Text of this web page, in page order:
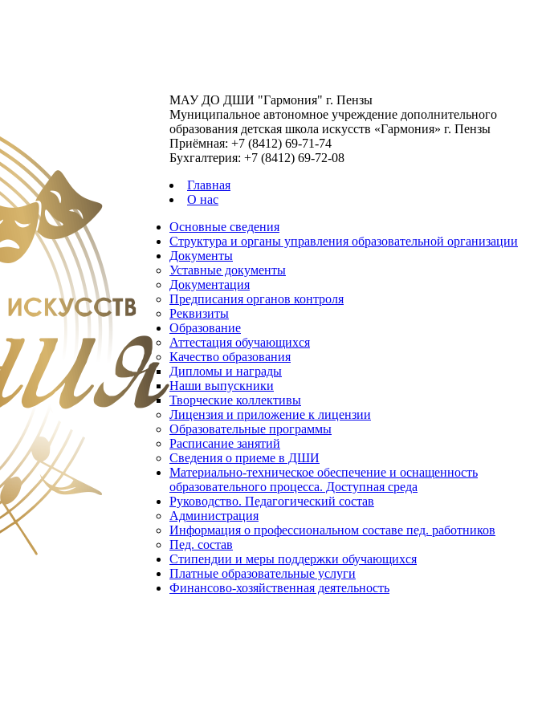
МАУ ДО ДШИ "Гармония" г. Пензы
Муниципальное автономное учреждение дополнительного
образования детская школа искусств «Гармония» г. Пензы
Приёмная: +7 (8412) 69-71-74
Бухгалтерия: +7 (8412) 69-72-08
Главная
О нас
Основные сведения
Структура и органы управления образовательной организации
Документы
Уставные документы
Документация
Предписания органов контроля
Реквизиты
Образование
Аттестация обучающихся
Качество образования
Дипломы и награды
Наши выпускники
Творческие коллективы
Лицензия и приложение к лицензии
Образовательные программы
Расписание занятий
Сведения о приеме в ДШИ
Материально-техническое обеспечение и оснащенность
образовательного процесса. Доступная среда
Руководство. Педагогический состав
Администрация
Информация о профессиональном составе пед. работников
Пед. состав
Стипендии и меры поддержки обучающихся
Платные образовательные услуги
Финансово-хозяйственная деятельность